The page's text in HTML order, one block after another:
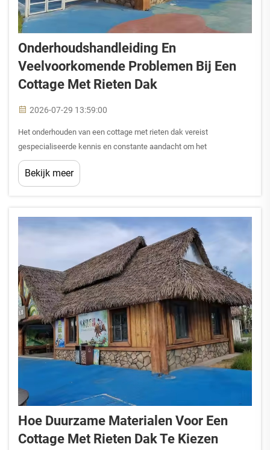
Onderhoudshandleiding En
Veelvoorkomende Problemen Bij Een
Cottage Met Rieten Dak
2026-07-29 13:59:00
Het onderhouden van een cottage met rieten dak vereist
gespecialiseerde kennis en constante aandacht om het
karakteristieke uiterlijk en de structurele integriteit te behouden.
Traditionele rieten daken op cottages beschermen al eeuwenlang
woningen, maar moderne eigendomseigenaars moeten rekening
weersomstandigheden.
Bekijk meer
Hoe Duurzame Materialen Voor Een
Cottage Met Rieten Dak Te Kiezen